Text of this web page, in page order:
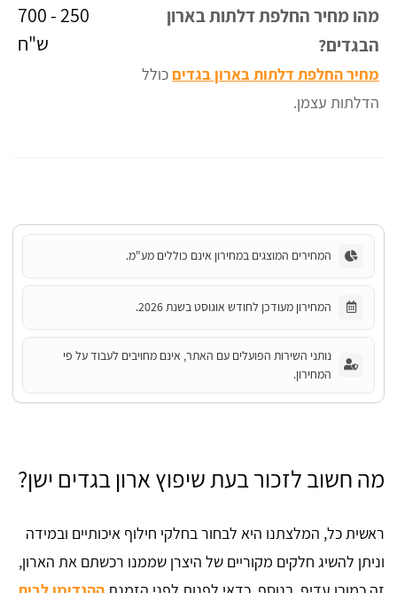
מהו מחיר החלפת דלתות בארון
הבגדים?
מחיר החלפת דלתות בארון בגדים כולל
הדלתות עצמן.
250 - 700
ש"ח
המחירים המוצגים במחירון אינם כוללים מע"מ.
המחירון מעודכן לחודש אוגוסט בשנת 2026.
נותני השירות הפועלים עם האתר, אינם מחויבים לעבוד על פי
המחירון.
מה חשוב לזכור בעת שיפוץ ארון בגדים ישן?
ראשית כל, המלצתנו היא לבחור בחלקי חילוף איכותיים ובמידה
וניתן להשיג חלקים מקוריים של היצרן שממנו רכשתם את הארון,